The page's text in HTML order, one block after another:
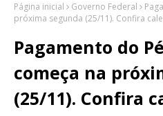
Página inicial Governo Federal
próxima segunda (25/11). Confira
Pagamento do
começa na
(25/11). Confira